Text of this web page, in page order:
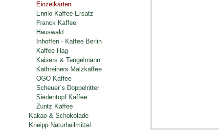
Einzelkarten
Enrilo Kaffee-Ersatz
Franck Kaffee
Hauswald
Inhoffen - Kaffee Berlin
Kaffee Hag
Kaisers & Tengelmann
Kathreiners Malzkaffee
OGO Kaffee
Scheuer´s Doppelritter
Siedentopf Kaffee
Zuntz Kaffee
Kakao & Schokolade
Kneipp Naturheilmittel